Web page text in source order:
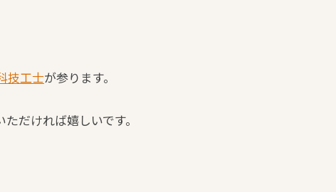
技工士が参ります。
だければ嬉しいです。